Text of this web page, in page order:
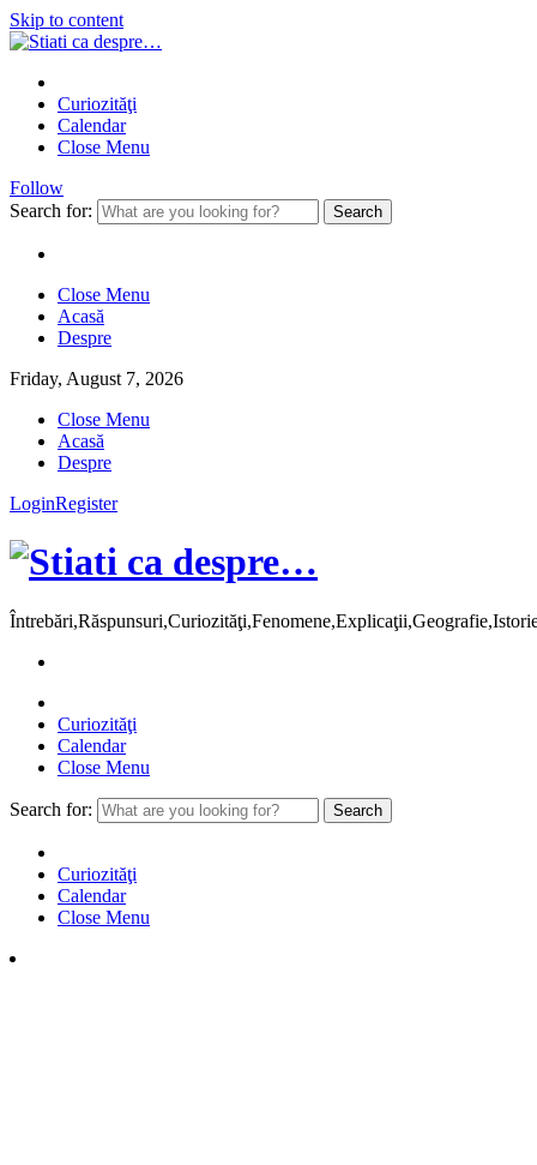
Skip to content
Curiozităţi
Calendar
Close Menu
Follow
Search for:
Close Menu
Acasă
Despre
Friday, August 7, 2026
Close Menu
Acasă
Despre
LoginRegister
Curiozităţi
Calendar
Close Menu
Search for:
Curiozităţi
Calendar
Close Menu